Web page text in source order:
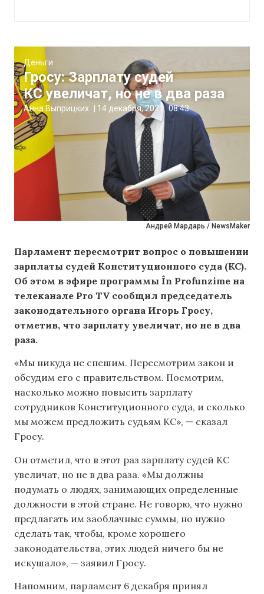
Андрей Мардарь / NewsMaker
Деньги
Гросу: Зарплату судей
КС увеличат, но не в два раза
Анна Выприцких 14 декабря, 2021 08:43
Парламент пересмотрит вопрос о повышении
зарплаты судей Конституционного суда (КС).
Об этом в эфире программы În Profunzime на
телеканале Pro TV сообщил председатель
законодательного органа Игорь Гросу,
отметив, что зарплату увеличат, но не в два
раза.
«Мы никуда не спешим. Пересмотрим закон и
обсудим его с правительством. Посмотрим,
насколько можно повысить зарплату
сотрудников Конституционного суда, и сколько
мы можем предложить судьям КС», — сказал
Гросу.
Он отметил, что в этот раз зарплату судей КС
увеличат, но не в два раза. «Мы должны
подумать о людях, занимающих определенные
должности в этой стране. Не говорю, что нужно
предлагать им заоблачные суммы, но нужно
сделать так, чтобы, кроме хорошего
законодательства, этих людей ничего бы не
искушало», — заявил Гросу.
Напомним, парламент 6 декабря принял